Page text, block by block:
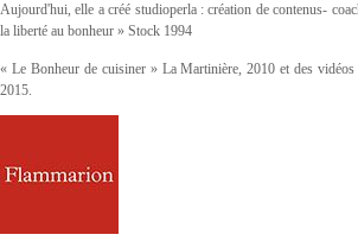
Aujourd'hui, elle a créé studioperla : création de contenus-
la liberté au bonheur » Stock 1994
« Le Bonheur de cuisiner » La Martinière, 2010 et des
2015.